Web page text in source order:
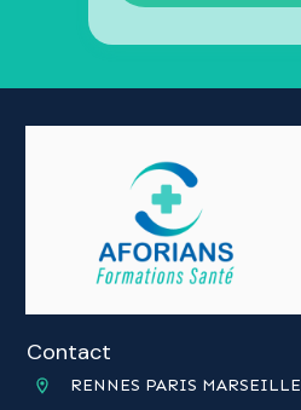
Contact
RENNES PARIS MARSEILLE